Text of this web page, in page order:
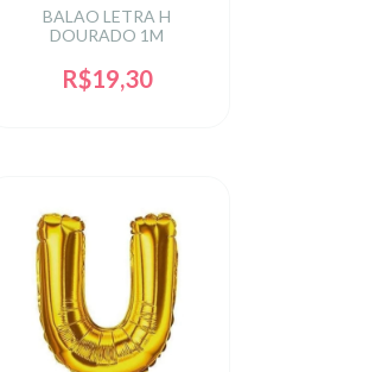
BALAO LETRA H
DOURADO 1M
R$19,30